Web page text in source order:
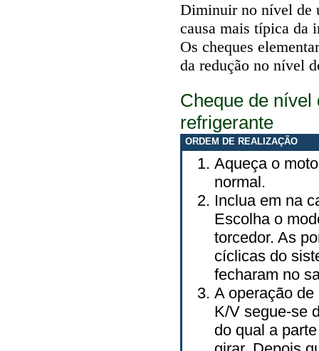
Diminuir no nível de
causa mais típica da
Os cheques
da redução no nível
Cheque de
refrigerante
ORDEM DE REALIZAÇÃO
Aqueça o
normal.
Inclua em na
Escolha o
torcedor. As
cíclicas do
fecharam no
A operação
K/V segue-se
do qual a